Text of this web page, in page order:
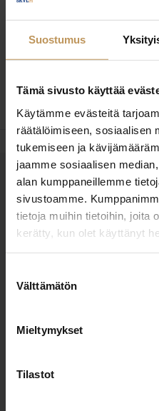
Suostumus
Tämä sivusto käyttää
Käytämme evästeitä
räätälöimiseen, sosiaalisen
tukemiseen ja
jaamme sosiaalisen
alan kumppaneillemme
sivustoamme.
tietoja muihin tietoihin, joita
kerätty, kun olet käyttänyt
valinta
Välttämätön
Mieltymykset
Tilastot
asiakkaista ja työssäni
ajatuksissasi on oman
minuun! Olen
OTA
Miten